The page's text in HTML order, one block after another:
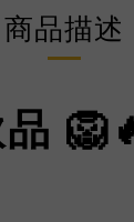
商品描述